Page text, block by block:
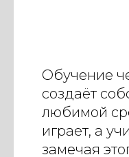
Обучение
создаёт
любимой
играет, а
замечая